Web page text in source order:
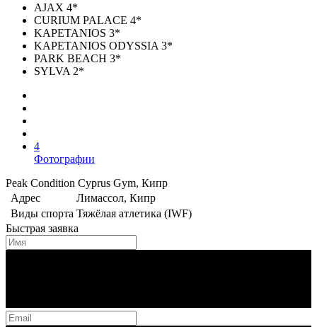
AJAX 4*
CURIUM PALACE 4*
KAPETANIOS 3*
KAPETANIOS ODYSSIA 3*
PARK BEACH 3*
SYLVA 2*
4
Фотографии
Peak Condition Cyprus Gym, Кипр
Адрес
Лимассол, Кипр
Виды спорта Тяжёлая атлетика (IWF)
Быстрая заявка